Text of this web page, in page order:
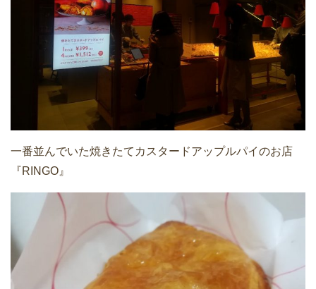
一番並んでいた焼きたてカスタードアップルパイのお店
『RINGO』